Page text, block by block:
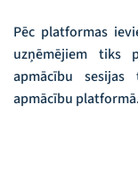
Pēc platformas
uzņēmējiem tiks
apmācību
apmācību platformā.